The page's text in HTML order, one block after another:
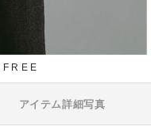
アイテム詳細写真